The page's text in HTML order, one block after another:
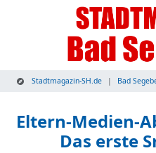
Stadtmagazin-SH.de Bad
Eltern-Medien-
Das erste